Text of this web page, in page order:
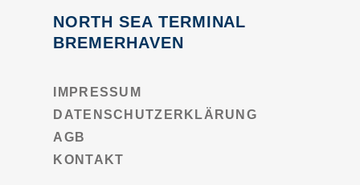
NORTH SEA TERMINAL
BREMERHAVEN
IMPRESSUM
DATENSCHUTZERKLÄRUNG
AGB
KONTAKT